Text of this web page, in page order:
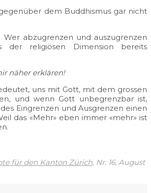
dem Buddhismus gar nicht
Wer abzugrenzen und auszugrenzen
der religiösen Dimension bereits
näher erklären!
uns mit Gott, mit dem grossen
und wenn Gott unbegrenzbar ist,
Eingrenzen und Ausgrenzen einen
das «Mehr» eben immer «mehr» ist
für den Kanton Zürich, Nr. 16, August